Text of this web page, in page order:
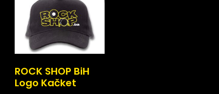
ROCK SHOP BiH
Logo Kačket